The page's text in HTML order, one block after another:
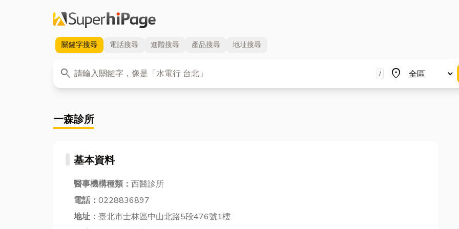
關鍵字搜尋 電話搜尋 進階搜尋 產品搜尋 地址搜尋
search
關鍵字 / place
地區
一森診所
基本資料
醫事機構種類： 西醫診所
電話： 0228836897
地址： 臺北市士林區中山北路5段476號1樓